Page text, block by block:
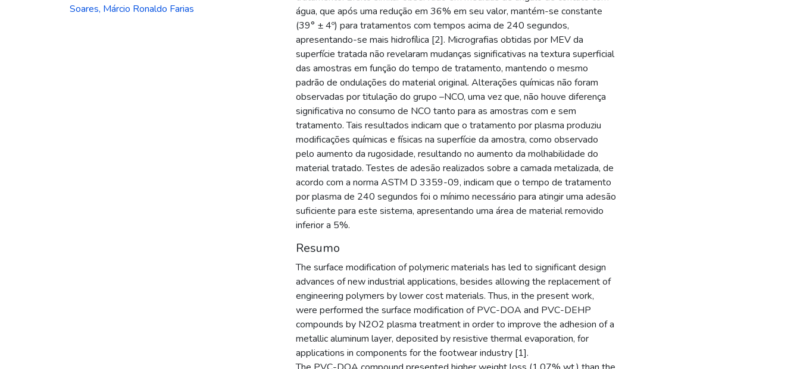
Soares, Márcio Ronaldo Farias
água, que após uma redução em 36% em seu valor, mantém-se constante
(39° ± 4º) para tratamentos com tempos acima de 240 segundos,
apresentando-se mais hidrofílica [2]. Micrografias obtidas por MEV da
superfície tratada não revelaram mudanças significativas na textura superficial
das amostras em função do tempo de tratamento, mantendo o mesmo
padrão de ondulações do material original. Alterações químicas não foram
observadas por titulação do grupo –NCO, uma vez que, não houve diferença
significativa no consumo de NCO tanto para as amostras com e sem
tratamento. Tais resultados indicam que o tratamento por plasma produziu
modificações químicas e físicas na superfície da amostra, como observado
pelo aumento da rugosidade, resultando no aumento da molhabilidade do
material tratado. Testes de adesão realizados sobre a camada metalizada, de
acordo com a norma ASTM D 3359-09, indicam que o tempo de tratamento
por plasma de 240 segundos foi o mínimo necessário para atingir uma adesão
suficiente para este sistema, apresentando uma área de material removido
inferior a 5%.
Resumo
The surface modification of polymeric materials has led to significant design
advances of new industrial applications, besides allowing the replacement of
engineering polymers by lower cost materials. Thus, in the present work,
were performed the surface modification of PVC-DOA and PVC-DEHP
compounds by N2O2 plasma treatment in order to improve the adhesion of a
metallic aluminum layer, deposited by resistive thermal evaporation, for
applications in components for the footwear industry [1].